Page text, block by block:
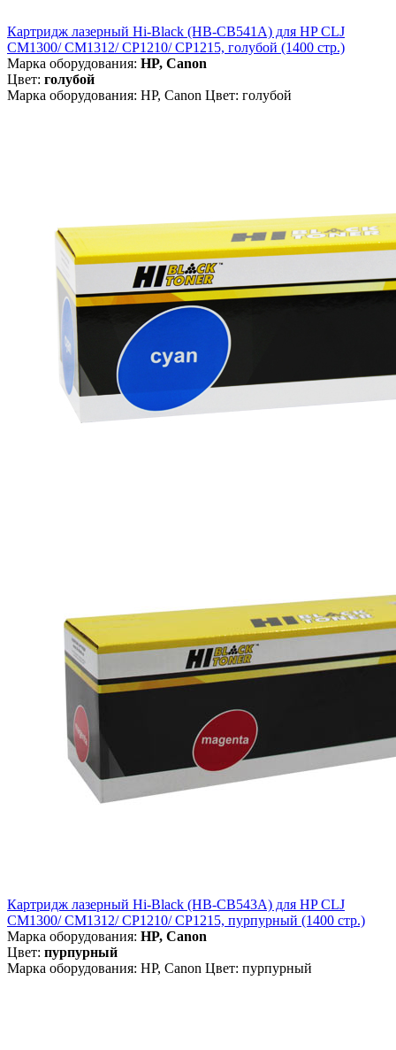
Картридж лазерный Hi-Black (HB-CB541A) для HP CLJ
CM1300/ CM1312/ CP1210/ CP1215, голубой (1400 стр.)
Марка оборудования: HP, Canon
Цвет: голубой
Марка оборудования: HP, Canon Цвет: голубой
Картридж лазерный Hi-Black (HB-CB543A) для HP CLJ
CM1300/ CM1312/ CP1210/ CP1215, пурпурный (1400 стр.)
Марка оборудования: HP, Canon
Цвет: пурпурный
Марка оборудования: HP, Canon Цвет: пурпурный